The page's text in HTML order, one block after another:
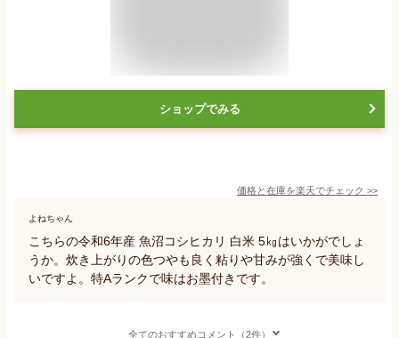
ショップでみる
価格と在庫を楽天でチェック >>
よねちゃん
こちらの令和6年産 魚沼コシヒカリ 白米 5㎏はいかがでしょ
うか。炊き上がりの色つやも良く粘りや甘みが強くで美味し
いですよ。特Aランクで味はお墨付きです。
全てのおすすめコメント（2件）